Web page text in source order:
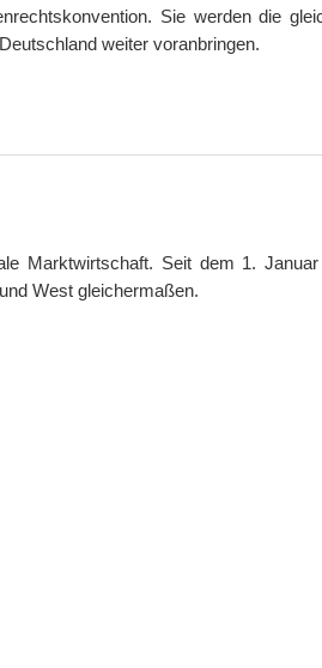
Sie werden die
weiter voranbringen.
Marktwirtschaft. Seit dem 1.
West gleichermaßen.